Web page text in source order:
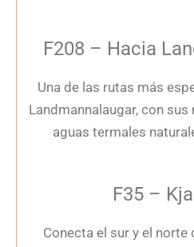
F208 – Hacia
Una de las rutas más
Landmannalaugar, con
aguas termales
F35 –
Conecta el sur y el